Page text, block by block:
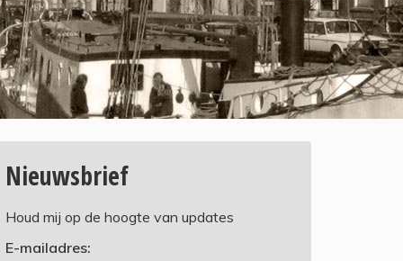
Nieuwsbrief
Houd mij op de hoogte van updates
E-mailadres: